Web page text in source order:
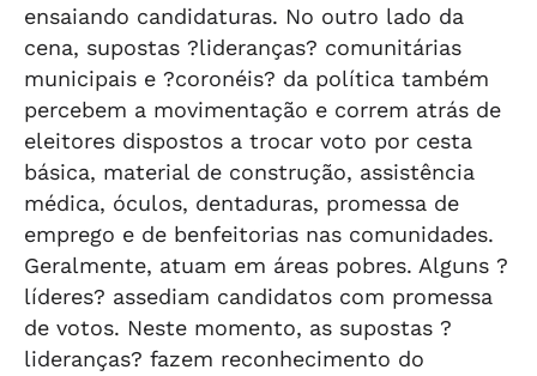
ensaiando candidaturas. No outro lado da
cena, supostas ?lideranças? comunitárias
municipais e ?coronéis? da política também
percebem a movimentação e correm atrás de
eleitores dispostos a trocar voto por cesta
básica, material de construção, assistência
médica, óculos, dentaduras, promessa de
emprego e de benfeitorias nas comunidades.
Geralmente, atuam em áreas pobres. Alguns ?
líderes? assediam candidatos com promessa
de votos. Neste momento, as supostas ?
lideranças? fazem reconhecimento do